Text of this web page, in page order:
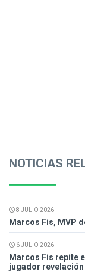
NOTICIAS
8 JULIO 2026
Marcos Fis, MVP
6 JULIO 2026
Marcos Fis repite
jugador revelación